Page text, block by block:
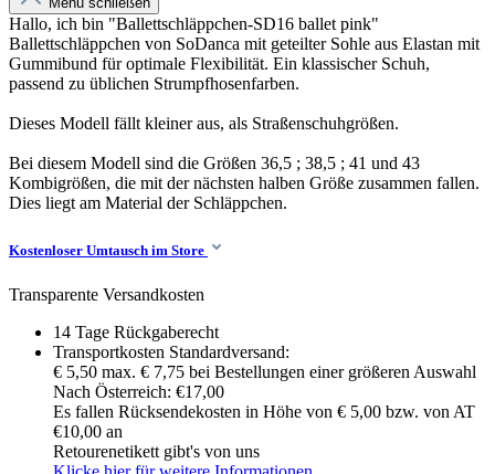
Hallo, ich bin "Ballettschläppchen-SD16 ballet pink"
Ballettschläppchen von SoDanca mit geteilter Sohle aus Elastan mit
Gummibund für optimale Flexibilität. Ein klassischer Schuh,
passend zu üblichen Strumpfhosenfarben.
Dieses Modell fällt kleiner aus, als Straßenschuhgrößen.
Bei diesem Modell sind die Größen 36,5 ; 38,5 ; 41 und 43
Kombigrößen, die mit der nächsten halben Größe zusammen fallen.
Dies liegt am Material der Schläppchen.
Kostenloser Umtausch im Store
Transparente Versandkosten
14 Tage Rückgaberecht
Transportkosten Standardversand:
€ 5,50 max. € 7,75 bei Bestellungen einer größeren Auswahl
Nach Österreich: €17,00
Es fallen Rücksendekosten in Höhe von € 5,00 bzw. von AT
€10,00 an
Retourenetikett gibt's von uns